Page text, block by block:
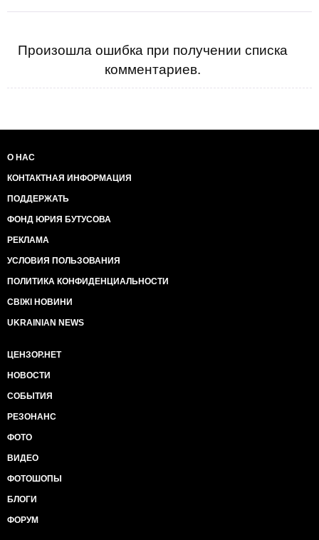
Произошла ошибка при получении списка
комментариев.
О НАС
КОНТАКТНАЯ ИНФОРМАЦИЯ
ПОДДЕРЖАТЬ
ФОНД ЮРИЯ БУТУСОВА
РЕКЛАМА
УСЛОВИЯ ПОЛЬЗОВАНИЯ
ПОЛИТИКА КОНФИДЕНЦИАЛЬНОСТИ
СВІЖІ НОВИНИ
UKRAINIAN NEWS
ЦЕНЗОР.НЕТ
НОВОСТИ
СОБЫТИЯ
РЕЗОНАНС
ФОТО
ВИДЕО
ФОТОШОПЫ
БЛОГИ
ФОРУМ